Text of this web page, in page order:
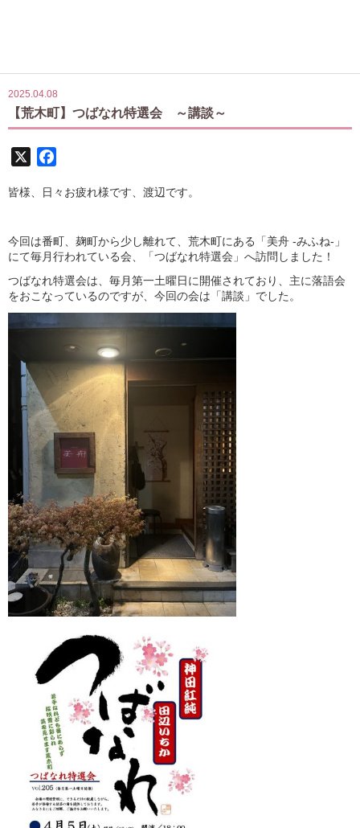
2025.04.08
【荒木町】つばなれ特選会 ～講談～
皆様、日々お疲れ様です、渡辺です。
今回は番町、麹町から少し離れて、荒木町にある「美舟 -みふね-」
にて毎月行われている会、「つばなれ特選会 」へ訪問しました！
つばなれ特選会は、毎月第一土曜日に開催されており、主に落語会
をおこなっているのですが、今回の会は「講談 」でした。